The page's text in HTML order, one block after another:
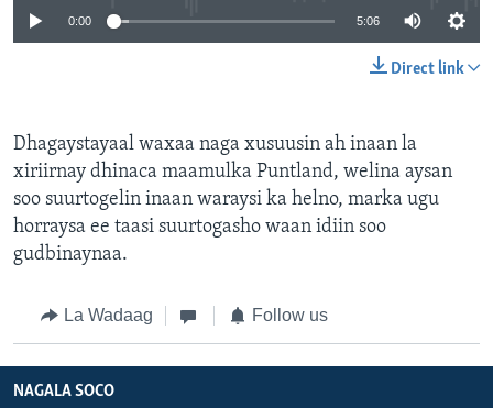
0:00 5:06
Direct link
Dhagaystayaal waxaa naga xusuusin ah inaan la
xiriirnay dhinaca maamulka Puntland, welina aysan
soo suurtogelin inaan waraysi ka helno, marka ugu
horraysa ee taasi suurtogasho waan idiin soo
gudbinaynaa.
La Wadaag Follow us
NAGALA SOCO